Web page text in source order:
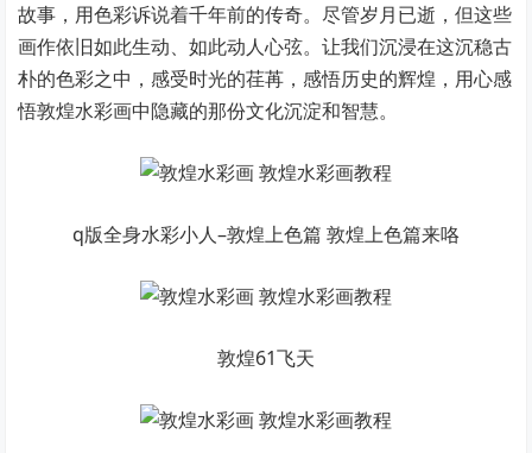
故事，用色彩诉说着千年前的传奇。尽管岁月已逝，但这些
画作依旧如此生动、如此动人心弦。让我们沉浸在这沉稳古
朴的色彩之中，感受时光的荏苒，感悟历史的辉煌，用心感
悟敦煌水彩画中隐藏的那份文化沉淀和智慧。
q版全身水彩小人–敦煌上色篇 敦煌上色篇来咯
敦煌61飞天